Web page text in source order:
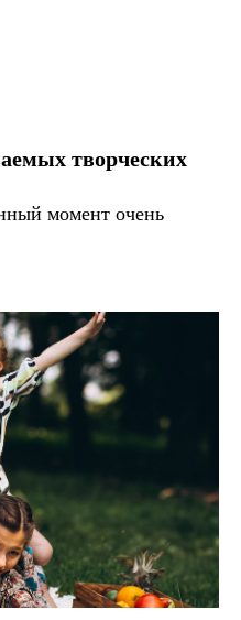
творческих
момент очень